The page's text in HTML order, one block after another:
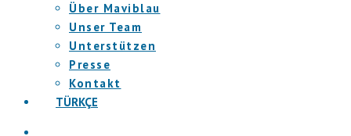
Über Maviblau
Unser Team
Unterstützen
Presse
Kontakt
TÜRKÇE